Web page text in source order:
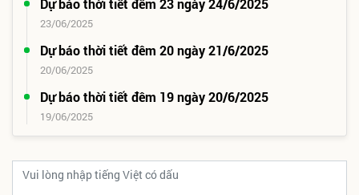
Dự báo thời tiết đêm 23 ngày 24/6/2025
23/06/2025
Dự báo thời tiết đêm 20 ngày 21/6/2025
20/06/2025
Dự báo thời tiết đêm 19 ngày 20/6/2025
19/06/2025